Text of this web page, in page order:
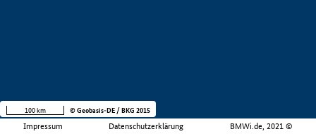
Impressum Datenschutzerklärung BMWi.de, 2021 ©
100 km © Geobasis-DE / BKG 2015